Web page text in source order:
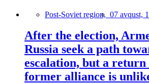
Post-Soviet region, 07 avqust,
After the election,
Russia seek a path
escalation, but a
former alliance is